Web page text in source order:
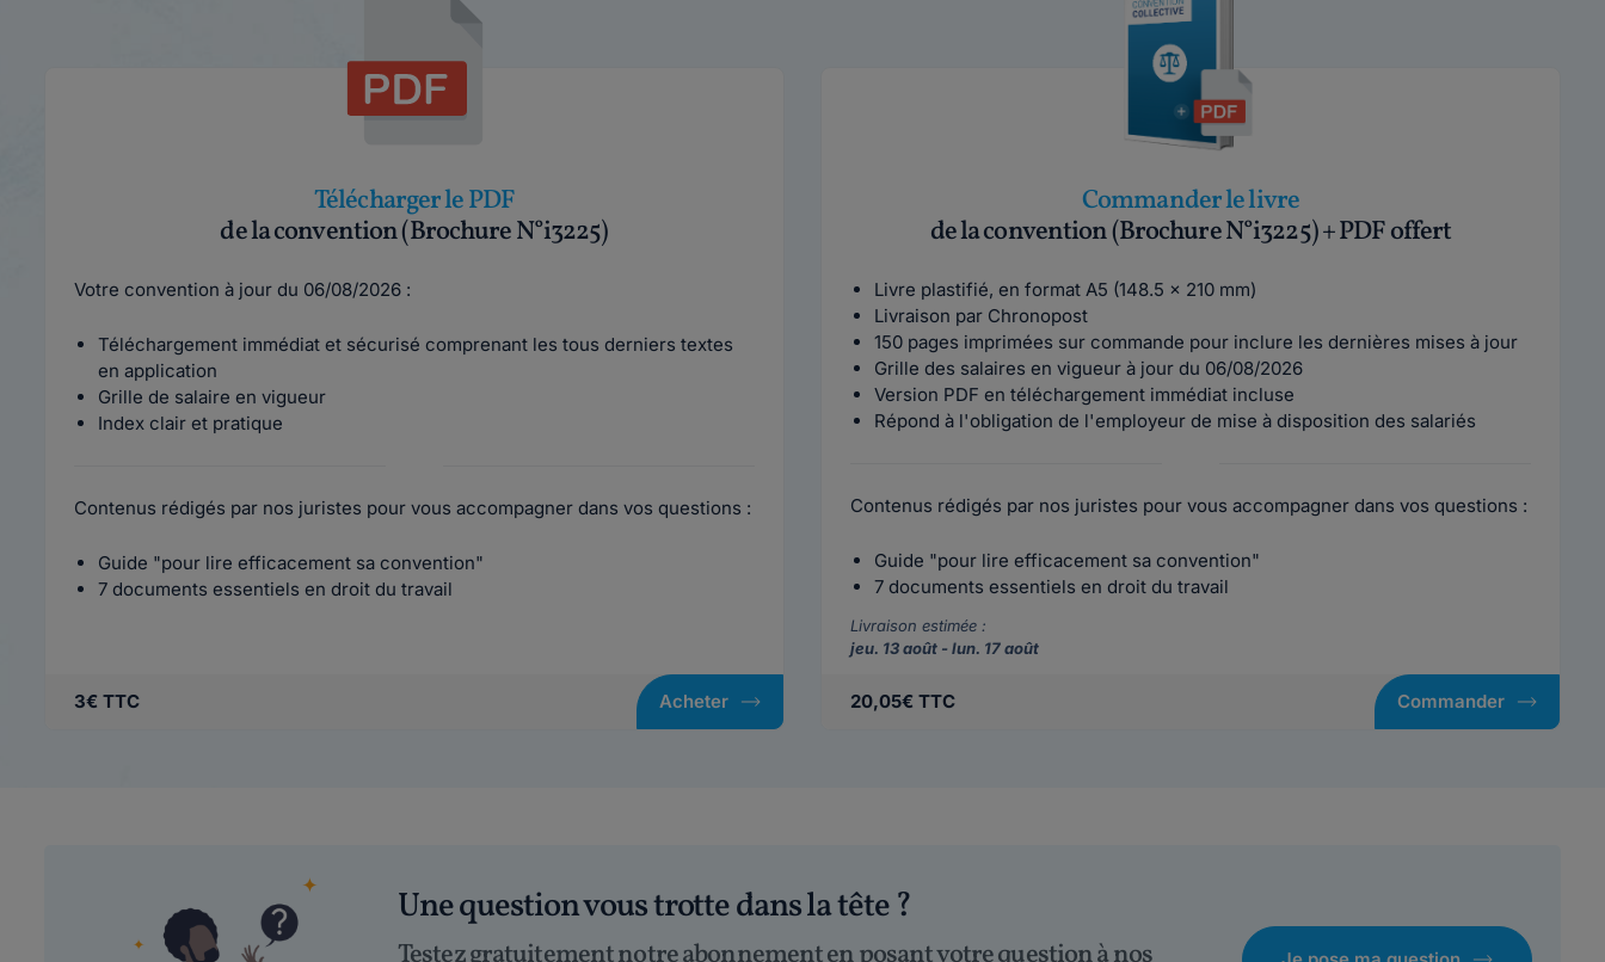
Télécharger le PDF
de la convention (Brochure N°i3225)
Votre convention à jour du 06/08/2026 :
Téléchargement immédiat et sécurisé comprenant les tous derniers textes
en application
Grille de salaire en vigueur
Index clair et pratique
Contenus rédigés par nos juristes pour vous accompagner dans vos questions :
Guide "pour lire efficacement sa convention"
7 documents essentiels en droit du travail
3€ TTC Acheter
Commander le livre
de la convention (Brochure N°i3225) + PDF offert
Livre plastifié, en format A5 (148.5 x 210 mm)
Livraison par Chronopost
150 pages imprimées sur commande pour inclure les dernières mises à jour
Grille des salaires en vigueur à jour du 06/08/2026
Version PDF en téléchargement immédiat incluse
Répond à l'obligation de l'employeur de mise à disposition des salariés
Contenus rédigés par nos juristes pour vous accompagner dans vos questions :
Guide "pour lire efficacement sa convention"
7 documents essentiels en droit du travail
Livraison estimée :
jeu. 13 août - lun. 17 août
20,05€ TTC Commander
Une questionvous trotte dans la tête?